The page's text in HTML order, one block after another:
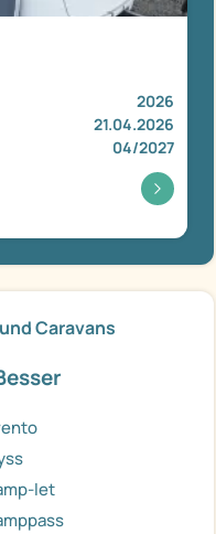
2026
21.04.2026
04/2027
Caravans
let